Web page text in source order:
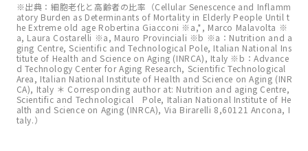
※出典：細胞老化と高齢者の比率（Cellular Senescence and Inflamm
atory Burden as Determinants of Mortality in Elderly People Until t
he Extreme old age Robertina Giacconi ※a,*, Marco Malavolta ※
a, Laura Costarelli ※a, Mauro Provinciali ※b ※a：Nutrition and a
ging Centre, Scientific and Technological Pole, Italian National Ins
titute of Health and Science on Aging (INRCA), Italy ※b：Advance
d Technology Center for Aging Research, Scientific Technological
Area, Italian National Institute of Health and Science on Aging (INR
CA), Italy ＊ Corresponding author at: Nutrition and aging Centre,
Scientific and Technological Pole, Italian National Institute of He
alth and Science on Aging (INRCA), Via Birarelli 8,60121 Ancona, I
taly.）